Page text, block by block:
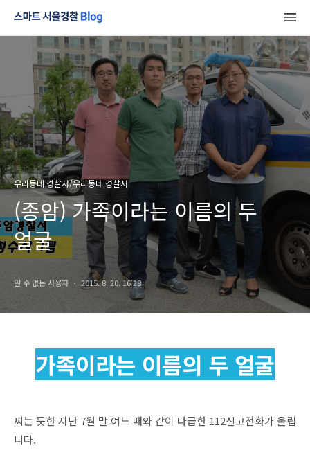
우리동네 경찰서/우리동네 경찰서
(종암) 가족이라는 이름의 두
얼굴
알 수 없는 사용자 2015. 8. 20. 16:28
가족이라는 이름의 두 얼굴
찌는 듯한 지난 7월 말 여느 때와 같이 다급한 112신고전화가 울립
니다.